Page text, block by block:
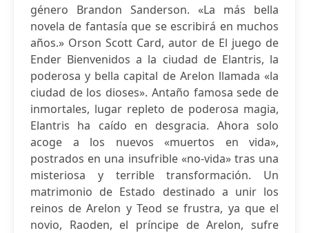
género Brandon Sanderson. «La más bella
novela de fantasía que se escribirá en muchos
años.» Orson Scott Card, autor de El juego de
Ender Bienvenidos a la ciudad de Elantris, la
poderosa y bella capital de Arelon llamada «la
ciudad de los dioses». Antaño famosa sede de
inmortales, lugar repleto de poderosa magia,
Elantris ha caído en desgracia. Ahora solo
acoge a los nuevos «muertos en vida»,
postrados en una insufrible «no-vida» tras una
misteriosa y terrible transformación. Un
matrimonio de Estado destinado a unir los
reinos de Arelon y Teod se frustra, ya que el
novio, Raoden, el príncipe de Arelon, sufre